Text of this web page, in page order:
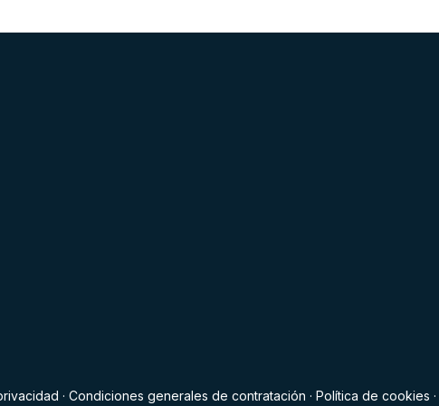
· Condiciones generales de contratación · Política de cookies ·